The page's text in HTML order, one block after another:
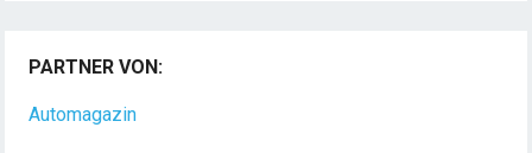
Dein Arbeitsplatz mit Urlaubsfeeling Chef de Rang
(m/w/d) Du bist Gastgeber aus Leidenschaft und
PARTNER VON:
Automagazin